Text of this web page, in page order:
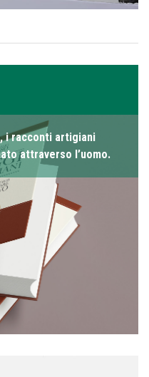
i racconti artigiani
attraverso l’uomo.